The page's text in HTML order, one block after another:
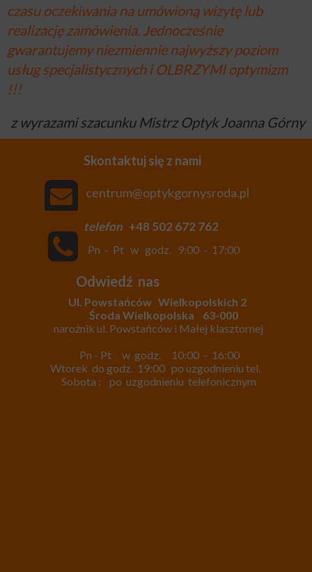
czasu oczekiwania na umówioną wizytę lub
realizację zamówienia. Jednocześnie
gwarantujemy niezmiennie najwyższy poziom
usług specjalistycznych i OLBRZYMI optymizm
!!!
z wyrazami szacunku Mistrz Optyk Joanna Górny
Skontaktuj się z nami
centrum@optykgornysroda.pl
telefon +48 502 672 762
Pn - Pt w godz. 9:00 - 17:00
Odwiedź nas
Ul. Powstańców Wielkopolskich 2
Środa Wielkopolska 63-000
narożnik ul. Powstańców i Małej klasztornej
Pn - Pt w godz. 10:00 - 16:00
Wtorek do godz. 19:00 po uzgodnieniu tel.
Sobota : po uzgodnieniu telefonicznym